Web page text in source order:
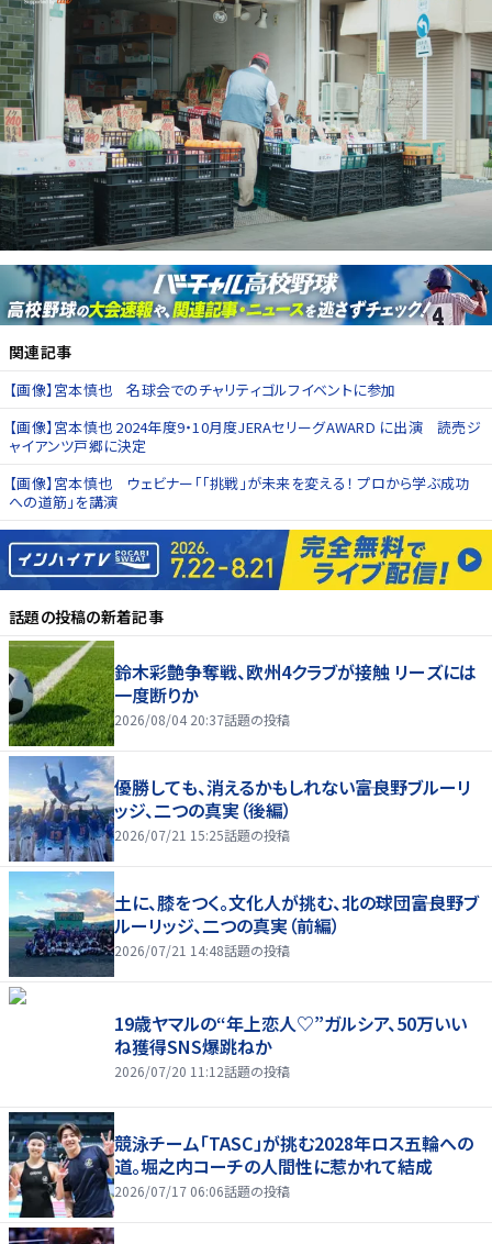
関連記事
【画像】宮本慎也 名球会でのチャリティゴルフイベントに参加
【画像】宮本慎也 2024年度9・10月度JERAセリーグAWARD に出演 読売ジ
ャイアンツ戸郷に決定
【画像】宮本慎也 ウェビナー「「挑戦」が未来を変える！ プロから学ぶ成功
への道筋」を講演
話題の投稿の新着記事
鈴木彩艶争奪戦、欧州4クラブが接触 リーズには
一度断りか
2026/08/04 20:37話題の投稿
優勝しても、消えるかもしれない――富良野ブルーリ
ッジ、二つの真実（後編）
2026/07/21 15:25話題の投稿
土に、膝をつく。文化人が挑む、北の球団――富良野ブ
ルーリッジ、二つの真実（前編）
2026/07/21 14:48話題の投稿
19歳ヤマルの“年上恋人♡”ガルシア、50万いい
ね獲得SNS爆跳ねか
2026/07/20 11:12話題の投稿
競泳チーム「TASC」が挑む2028年ロス五輪への
道。堀之内コーチの人間性に惹かれて結成
2026/07/17 06:06話題の投稿